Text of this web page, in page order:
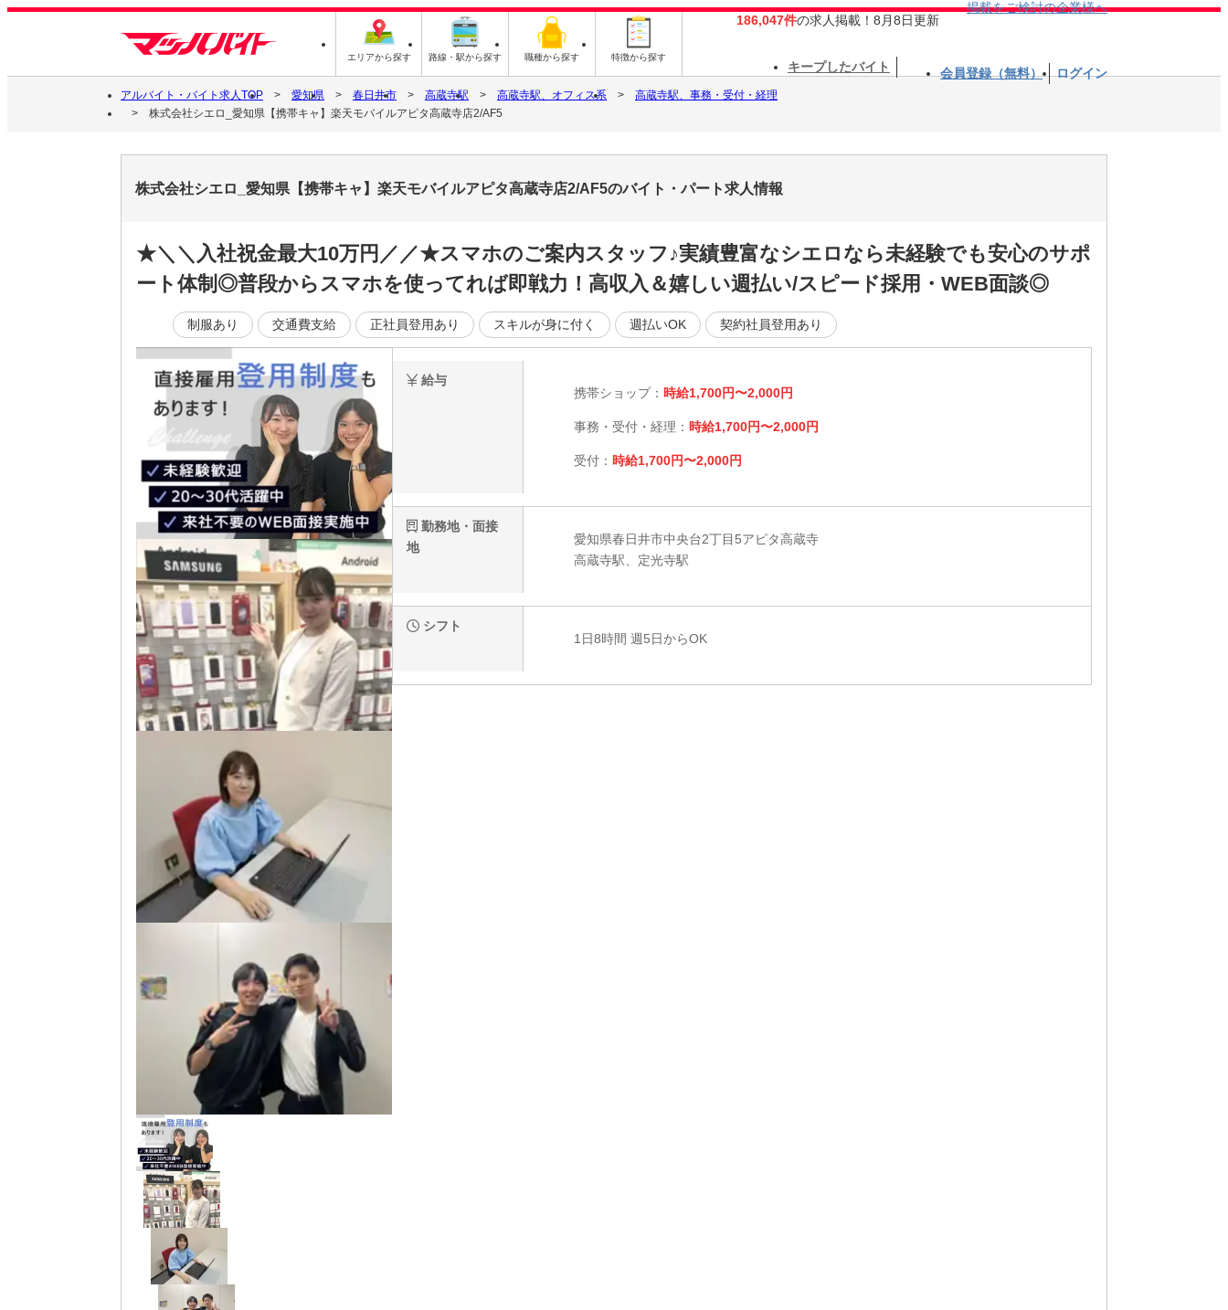
エリアから探す 路線・駅から探す 職種から探す 特徴から探す
186,047件の求人掲載！8月8日更新
掲載をご検討の企業様へ
キープしたバイト 会員登録（無料） ログイン
アルバイト・バイト求人TOP 愛知県 春日井市 高蔵寺駅 高蔵寺駅、オフィス系
高蔵寺駅、事務・受付・経理
株式会社シエロ_愛知県【携帯キャ】楽天モバイルアピタ高蔵寺店2/AF5
株式会社シエロ_愛知県【携帯キャ】楽天モバイルアピタ高蔵寺店2/AF5のバイト・パート求人情報
★＼＼入社祝金最大10万円／／★スマホのご案内スタッフ♪実績豊富なシエロなら未経験でも安心のサポ
ート体制◎普段からスマホを使ってれば即戦力！高収入＆嬉しい週払い/スピード採用・WEB面談◎
制服あり 交通費支給 正社員登用あり スキルが身に付く 週払いOK 契約社員登用あり
給与
携帯ショップ： 時給1,700円〜2,000円
事務・受付・経理： 時給1,700円〜2,000円
受付： 時給1,700円〜2,000円
勤務地・面接
地
愛知県春日井市中央台2丁目5アピタ高蔵寺
高蔵寺駅、定光寺駅
シフト
1日8時間 週5日からOK